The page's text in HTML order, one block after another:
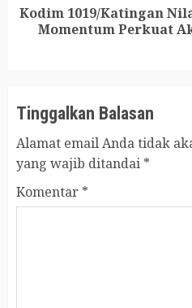
Next
post:
Kodim 1019/Katingan
Momentum Perkuat
Tinggalkan Balasan
Alamat email Anda tidak
yang wajib ditandai *
Komentar *